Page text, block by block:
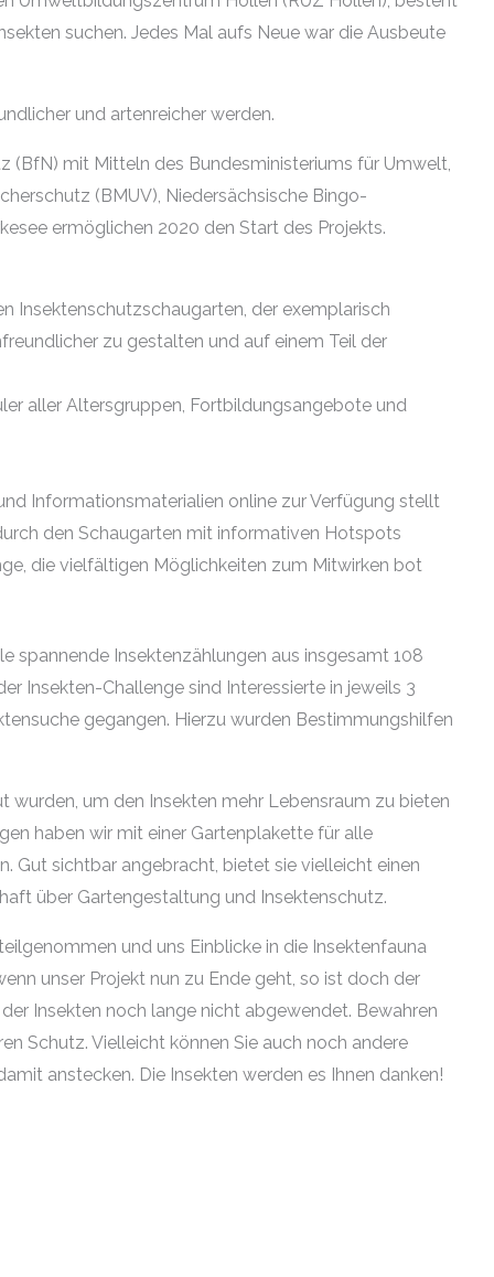
suchen. Jedes Mal aufs Neue war die Ausbeute
und artenreicher werden.
mit Mitteln des Bundesministeriums für Umwelt,
(BMUV), Niedersächsische Bingo-
ermöglichen 2020 den Start des Projekts.
Insektenschutzschaugarten, der exemplarisch
zu gestalten und auf einem Teil der
aller Altersgruppen, Fortbildungsangebote und
Informationsmaterialien online zur Verfügung stellt
den Schaugarten mit informativen Hotspots
die vielfältigen Möglichkeiten zum Mitwirken bot
spannende Insektenzählungen aus insgesamt 108
Insekten-Challenge sind Interessierte in jeweils 3
gegangen. Hierzu wurden Bestimmungshilfen
wurden, um den Insekten mehr Lebensraum zu bieten
haben wir mit einer Gartenplakette für alle
Gut sichtbar angebracht, bietet sie vielleicht einen
über Gartengestaltung und Insektenschutz.
und uns Einblicke in die Insektenfauna
unser Projekt nun zu Ende geht, so ist doch der
Insekten noch lange nicht abgewendet. Bewahren
Schutz. Vielleicht können Sie auch noch andere
anstecken. Die Insekten werden es Ihnen danken!